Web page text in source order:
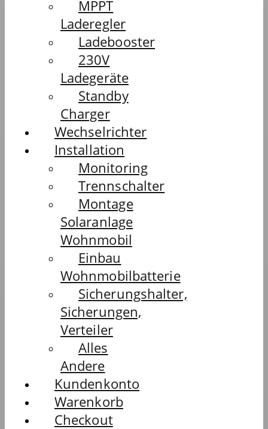
MPPT
Laderegler
Ladebooster
230V
Ladegeräte
Standby
Charger
Wechselrichter
Installation
Monitoring
Trennschalter
Montage
Solaranlage
Wohnmobil
Einbau
Wohnmobilbatterie
Sicherungshalter,
Sicherungen,
Verteiler
Alles
Andere
Kundenkonto
Warenkorb
Checkout